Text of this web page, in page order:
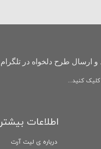
و ارسال طرح دلخواه در تلگرام
کلیک کنید...
اطلاعات بیشتر
درباره ی لیت آرت